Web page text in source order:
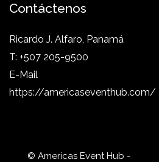
Contáctenos
Ricardo J. Alfaro, Panamá
T: +507 205-9500
E-Mail
https://americaseventhub.com/
© Americas Event Hub -